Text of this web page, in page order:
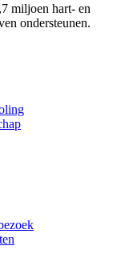
miljoen hart- en
ondersteunen.